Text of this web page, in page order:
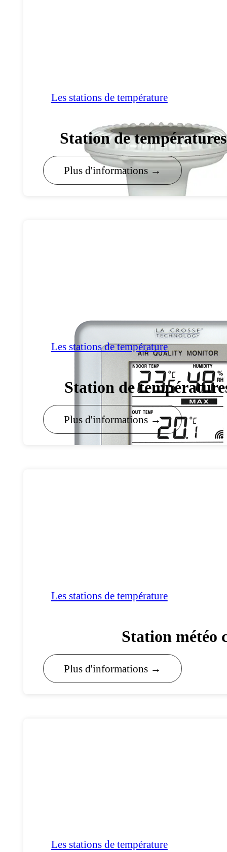
Les stations de température
Station de
Plus d'informations →
Les stations de température
Station de
Plus d'informations →
Les stations de température
Station météo
Plus d'informations →
Les stations de température